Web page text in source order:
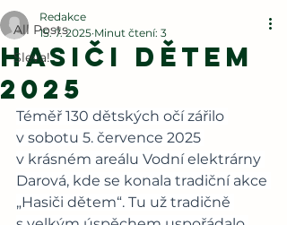
All Posts
Sleva!
Hasiči dětem
2025
Redakce
15. 7. 2025 Minut čtení: 3
Téměř 130 dětských očí zářilo
v sobotu 5. července 2025
v krásném areálu Vodní elektrárny
Darová, kde se konala tradiční akce
„Hasiči dětem“. Tu už tradičně